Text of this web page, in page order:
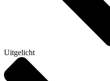
Uitgelicht